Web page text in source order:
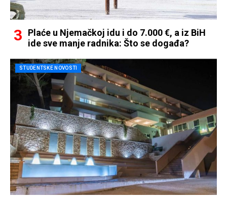
Plaće u Njemačkoj idu i do 7.000 €, a iz BiH
ide sve manje radnika: Što se događa?
STUDENTSKE NOVOSTI